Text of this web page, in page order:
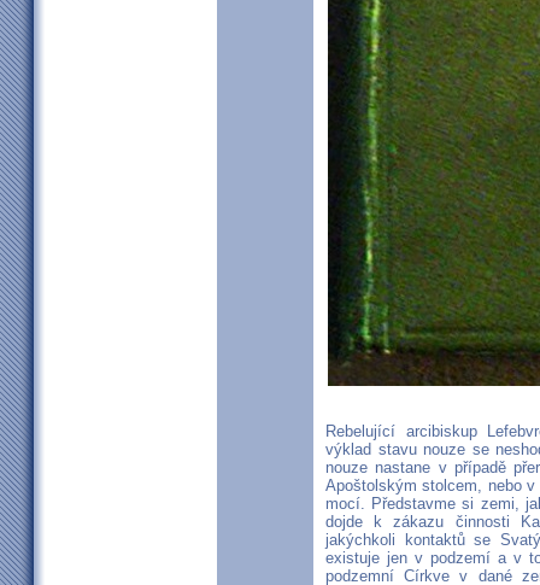
Rebelující arcibiskup
výklad stavu nouze se
nouze nastane v případě
Apoštolským stolcem, nebo
mocí. Představme si zemi,
dojde k zákazu činnosti
jakýchkoli kontaktů se
existuje jen v podzemí a v
podzemní Církve v dané